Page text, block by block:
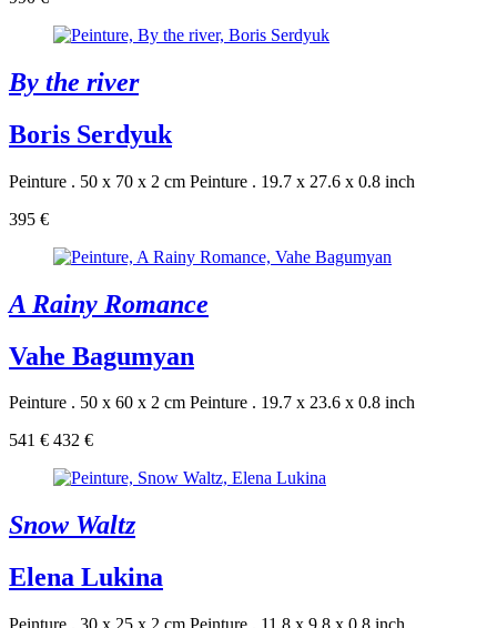
By the river
Boris Serdyuk
Peinture . 50 x 70 x 2 cm Peinture . 19.7 x 27.6 x 0.8 inch
395 €
A Rainy Romance
Vahe Bagumyan
Peinture . 50 x 60 x 2 cm Peinture . 19.7 x 23.6 x 0.8 inch
541 € 432 €
Snow Waltz
Elena Lukina